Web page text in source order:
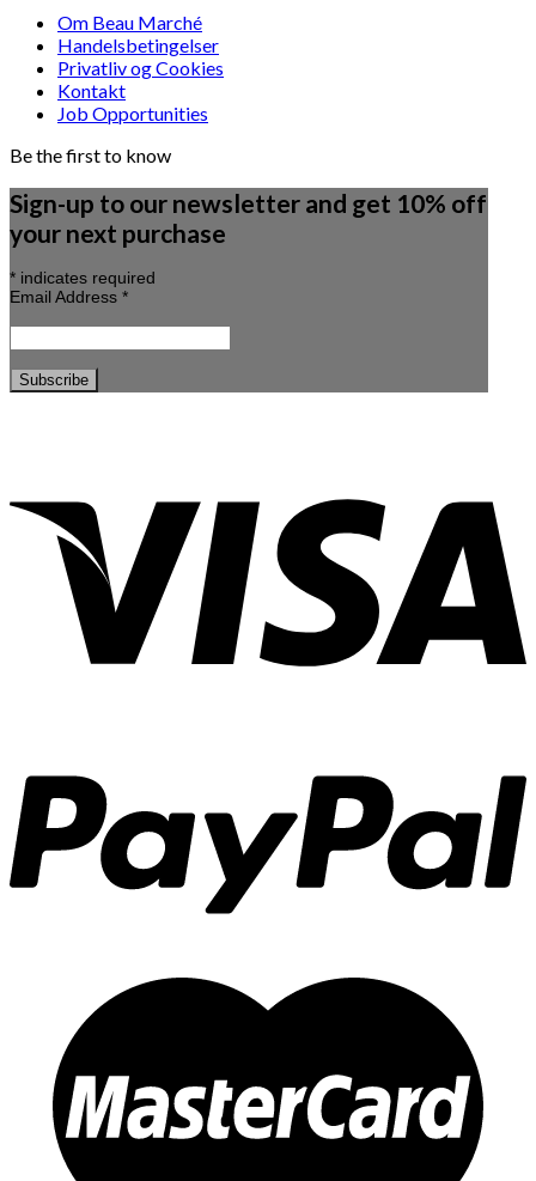
Om Beau Marché
Handelsbetingelser
Privatliv og Cookies
Kontakt
Job Opportunities
Be the first to know
Sign-up to our newsletter and get 10% off
your next purchase
* indicates required
Email Address *